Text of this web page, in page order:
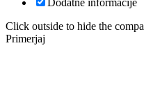
Click outside to hide the
Primerjaj